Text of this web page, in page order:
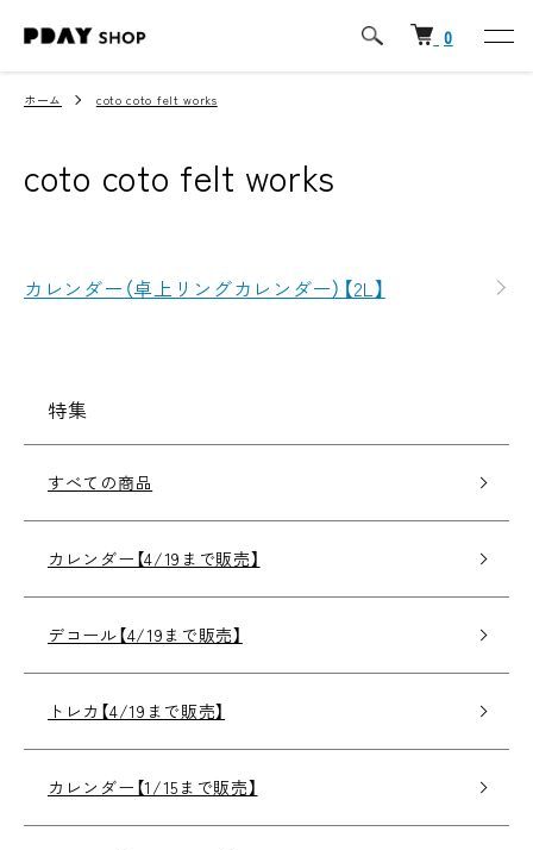
0
ホーム coto coto felt works
coto coto felt works
カレンダー（卓上リングカレンダー）【2L】
特集
すべての商品
カレンダー【4/19まで販売】
デコール【4/19まで販売】
トレカ【4/19まで販売】
カレンダー【1/15まで販売】